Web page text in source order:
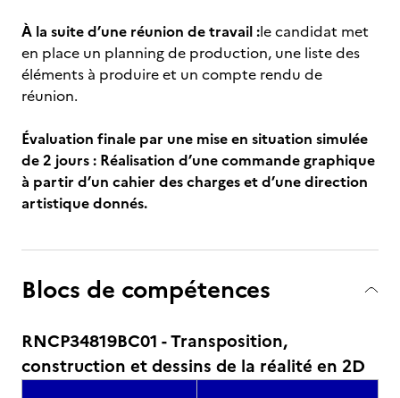
À la suite d’une réunion de travail :le candidat met
en place un planning de production, une liste des
éléments à produire et un compte rendu de
réunion.
Évaluation finale par une mise en situation simulée
de 2 jours : Réalisation d’une commande graphique
à partir d’un cahier des charges et d’une direction
artistique donnés.
Blocs de compétences
RNCP34819BC01 - Transposition,
construction et dessins de la réalité en 2D